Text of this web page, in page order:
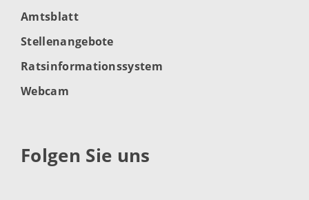
Amtsblatt
Stellenangebote
Ratsinformationssystem
Webcam
Folgen Sie uns